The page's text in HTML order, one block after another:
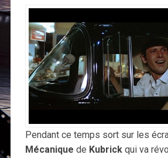
Pendant ce temps sort sur les
Mécanique de Kubrickqui va